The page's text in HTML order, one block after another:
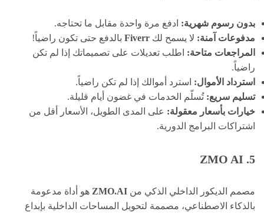
بدون رسوم شهرية: ادفع مرة واحدة مقابل ما تحتاجه.
مدفوعات آمنة: لا يسمح لك Fiverr بالدفع حتى تكون راضياً!
المراجعات متاحة: اطلب تعديلات على تصميماتك إذا لم تكن
راضياً.
استرداد الأموال: استرد أموالك إذا لم تكن راضياً.
تسليم سريع: تُسلّم الخدمات في غضون أيام قليلة.
خيارات بأسعار معقولة: على المدى الطويل، الأسعار أقل من
اشتراكات البرامج الدورية.
5. ZMO AI
مصمم الديكور الداخلي الذكي من ZMO.AI هو أداة مدعومة
بالذكاء الاصطناعي، مصممة لتحويل المساحات الداخلية بإبداع